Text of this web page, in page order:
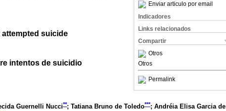
Enviar articulo por email
Indicadores
Links relacionados
Compartir
Otros
Otros
Permalink
suicide
intentos de suicidio
Guernelli Nucci**; Tatiana Bruno de Toledo***; Andréia Elisa Garcia de